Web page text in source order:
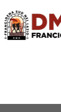
Salta
al
contenuto
Main